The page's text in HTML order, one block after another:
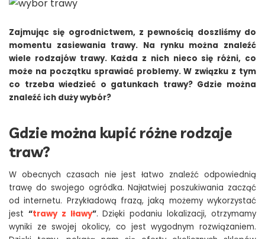
Zajmując się ogrodnictwem, z pewnością doszliśmy do
momentu zasiewania trawy. Na rynku można znaleźć
wiele rodzajów trawy. Każda z nich nieco się różni, co
może na początku sprawiać problemy. W związku z tym
co trzeba wiedzieć o gatunkach trawy? Gdzie można
znaleźć ich duży wybór?
Gdzie można kupić różne rodzaje
traw?
W obecnych czasach nie jest łatwo znaleźć odpowiednią
trawę do swojego ogródka. Najłatwiej poszukiwania zacząć
od internetu. Przykładową frazą, jaką możemy wykorzystać
jest “trawy z Iławy”. Dzięki podaniu lokalizacji, otrzymamy
wyniki ze swojej okolicy, co jest wygodnym rozwiązaniem.